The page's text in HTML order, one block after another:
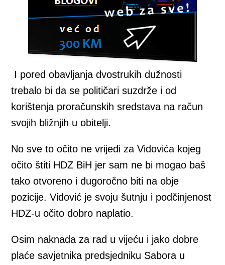
I pored obavljanja dvostrukih dužnosti
trebalo bi da se političari suzdrže i od
korištenja proračunskih sredstava na račun
svojih bližnjih u obitelji.
No sve to očito ne vrijedi za Vidovića kojeg
očito štiti HDZ BiH jer sam ne bi mogao baš
tako otvoreno i dugoročno biti na obje
pozicije. Vidović je svoju šutnju i podčinjenost
HDZ-u očito dobro naplatio.
Osim naknada za rad u vijeću i jako dobre
plaće savjetnika predsjedniku Sabora u